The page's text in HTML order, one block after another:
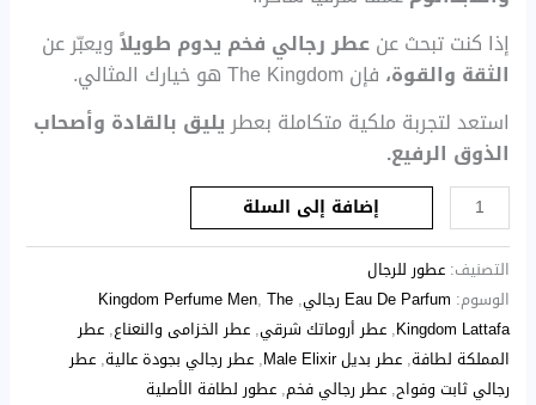
إذا كنت تبحث عنعطر رجالي فخم يدوم طويلاًويعبّر عن
الثقة والقوة، فإن The Kingdom هو خيارك المثالي.
استعد لتجربة ملكية متكاملة بعطريليق بالقادة وأصحاب
الذوق الرفيع.
إضافة إلى السلة
التصنيف: عطور للرجال
الوسوم: Eau De Parfum رجالي ,
Kingdom Perfume Men,The
Kingdom Lattafa
, عطر أروماتك شرقي, عطر الخزامى والنعناع, عطر
المملكة لطافة, عطر بديل Male Elixir , عطر رجالي بجودة عالية, عطر
رجالي ثابت وفواح, عطر رجالي فخم, عطور لطافة الأصلية